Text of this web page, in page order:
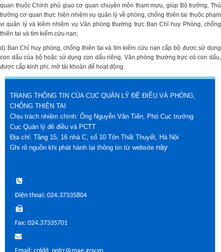
quan thuộc Chính phủ giao cơ quan chuyên môn tham mưu, giúp Bộ trưởng, Thủ
trưởng cơ quan thực hiện nhiệm vụ quản lý về phòng, chống thiên tai thuộc phạm
vi quản lý và kiêm nhiệm vụ Văn phòng thường trực Ban Chỉ huy Phòng, chống
thiên tai và tìm kiếm cứu nạn;
d) Ban Chỉ huy phòng, chống thiên tai và tìm kiếm cứu nạn cấp bộ được sử dụng
con dấu của bộ hoặc sử dụng con dấu riêng, Văn phòng thường trực có con dấu,
được cấp kinh phí, mở tài khoản để hoạt động.
TRANG THÔNG TIN CỦA CỤC QUẢN LÝ ĐÊ ĐIỀU VÀ PHÒNG,
CHỐNG THIÊN TAI
Chịu trách nhiệm chính: Ông Nguyễn Văn Tiến, Phó Cục trưởng
Cục Quản lý đê điều và PCTT
Địa chỉ: Tầng 15, 16 nhà C, số 10 Tôn Thất Thuyết, Hà Nội
Ghi rõ nguồn khi phát hành lại thông tin từ website này
Điện thoại: 024.37335804
Fax: 024.37335701